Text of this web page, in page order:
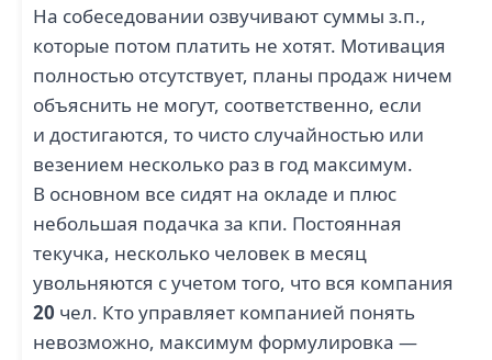
На собеседовании озвучивают суммы з.п.,
которые потом платить не хотят. Мотивация
полностью отсутствует, планы продаж ничем
объяснить не могут, соответственно, если
и достигаются, то чисто случайностью или
везением несколько раз в год максимум.
В основном все сидят на окладе и плюс
небольшая подачка за кпи. Постоянная
текучка, несколько человек в месяц
увольняются с учетом того, что вся компания
20 чел. Кто управляет компанией понять
невозможно, максимум формулировка —